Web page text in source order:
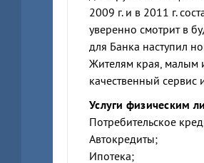
2009 г. и в 2011 г.
уверенно смотрит в
для Банка наступил
Жителям края, малым
качественный
Услуги физическим
Потребительское
Автокредиты;
Ипотека;